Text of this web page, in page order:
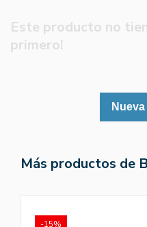
Este producto no
primero!
Más productos de
-15%